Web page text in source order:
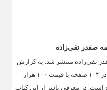
صفدر تقی‌زاده
تقی‌زاده منتشر شد. به گزارش
پایگاه خبری تحلیلی هنرآگین، این کتاب در ۱۰۴ صفحه با قیمت ۱۰۰ هزار
است. در معرفی ناشر از این کتاب